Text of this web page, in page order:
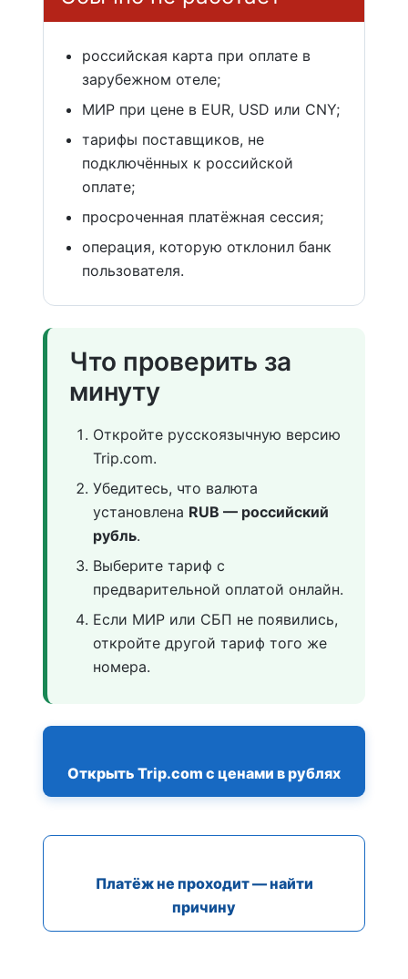
российская карта при оплате в
зарубежном отеле;
МИР при цене в EUR, USD или CNY;
тарифы поставщиков, не
подключённых к российской
оплате;
просроченная платёжная сессия;
операция, которую отклонил банк
пользователя.
Что проверить за
минуту
Откройте русскоязычную версию
Trip.com.
Убедитесь, что валюта
установлена RUB — российский
рубль.
Выберите тариф с
предварительной оплатой онлайн.
Если МИР или СБП не появились,
откройте другой тариф того же
номера.
Открыть Trip.com с ценами в рублях
Платёж не проходит — найти
причину